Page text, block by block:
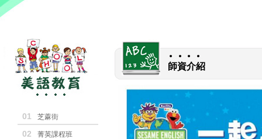
01 芝蔴街
02 菁英課程班
師資介紹